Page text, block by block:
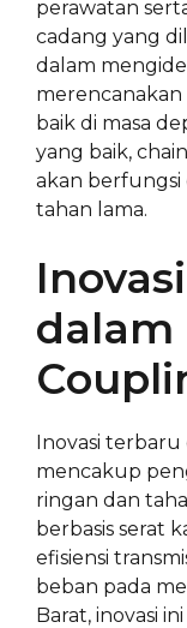
perawatan
cadang yang
dalam
baik di masa
yang baik,
akan berfungsi
tahan lama.
dalam
Inovasi
mencakup
ringan dan
berbasis serat
efisiensi
beban pada
Barat, inovasi